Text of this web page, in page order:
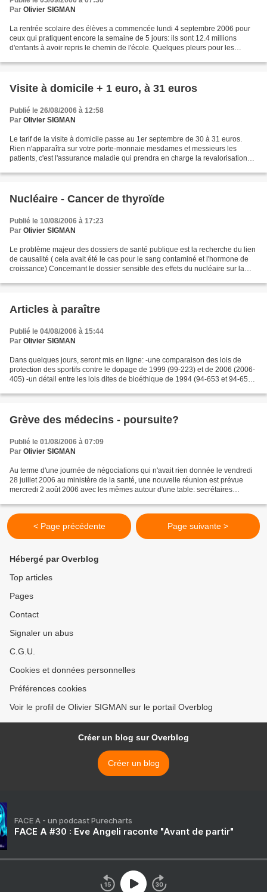
Par Olivier SIGMAN
La rentrée scolaire des élèves a commencée lundi 4 septembre 2006 pour
ceux qui pratiquent encore la semaine de 5 jours: ils sont 12.4 millions
d'enfants à avoir repris le chemin de l'école. Quelques pleurs pour les
Visite à domicile + 1 euro, à 31 euros
Publié le 26/08/2006 à 12:58
Par Olivier SIGMAN
Le tarif de la visite à domicile passe au 1er septembre de 30 à 31 euros.
Rien n'apparaîtra sur votre porte-monnaie mesdames et messieurs les
patients, c'est l'assurance maladie qui prendra en charge la revalorisation
Nucléaire - Cancer de thyroïde
Publié le 10/08/2006 à 17:23
Par Olivier SIGMAN
Le problème majeur des dossiers de santé publique est la recherche du lien
de causalité ( cela avait été le cas pour le sang contaminé et l'hormone de
croissance) Concernant le dossier sensible des effets du nucléaire sur la
Articles à paraître
Publié le 04/08/2006 à 15:44
Par Olivier SIGMAN
Dans quelques jours, seront mis en ligne: -une comparaison des lois de
protection des sportifs contre le dopage de 1999 (99-223) et de 2006 (2006-
405) -un détail entre les lois dites de bioéthique de 1994 (94-653 et 94-654)
Grève des médecins - poursuite?
Publié le 01/08/2006 à 07:09
Par Olivier SIGMAN
Au terme d'une journée de négociations qui n'avait rien donnée le vendredi
28 juillet 2006 au ministère de la santé, une nouvelle réunion est prévue
mercredi 2 août 2006 avec les mêmes autour d'une table: secrétaires
< Page précédente Page suivante >
Hébergé par Overblog
Top articles
Pages
Contact
Signaler un abus
C.G.U.
Cookies et données personnelles
Préférences cookies
Voir le profil de Olivier SIGMAN sur le portail Overblog
Créer un blog sur Overblog
Créer un blog
FACE A - un podcast Purecharts
FACE A #30 : Eve Angeli raconte "Avant de partir"